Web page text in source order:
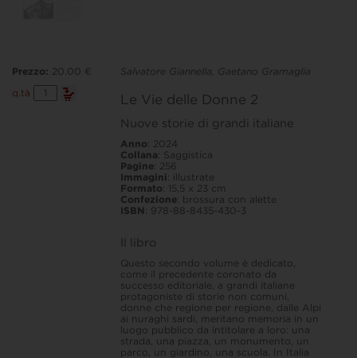
Salvatore Giannella, Gaetano Gramaglia
Le Vie delle Donne 2
Nuove storie di grandi italiane
Anno: 2024
Collana: Saggistica
Pagine: 256
Immagini: illustrate
Formato: 15,5 x 23 cm
Confezione: brossura con alette
ISBN : 978-88-8435-430-3
Il libro
Questo secondo volume è dedicato,
come il precedente coronato da
successo editoriale, a grandi italiane
protagoniste di storie non comuni,
donne che regione per regione, dalle Alpi
ai nuraghi sardi, meritano memoria in un
luogo pubblico da intitolare a loro: una
strada, una piazza, un monumento, un
parco, un giardino, una scuola. In Italia
Prezzo: 20.00 €
q.tà
Vie